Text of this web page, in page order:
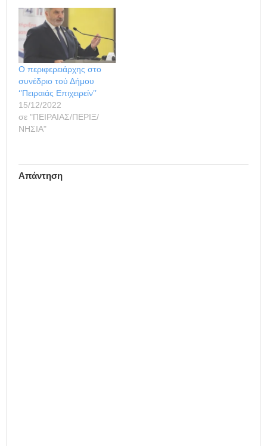
Ο περιφερειάρχης στο
συνέδριο τού Δήμου
‘’Πειραιάς Επιχειρείν’’
15/12/2022
σε "ΠΕΙΡΑΙΑΣ/ΠΕΡΙΞ/
ΝΗΣΙΑ"
Απάντηση